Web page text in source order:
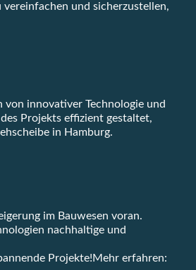
und sicherzustellen,
innovativer Technologie und
Projekts effizient gestaltet,
in Hamburg.
im Bauwesen voran.
nachhaltige und
Projekte!Mehr erfahren: